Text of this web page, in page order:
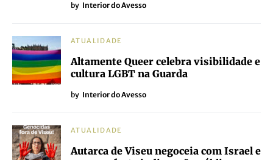
by Interior do Avesso
ATUALIDADE
Altamente Queer celebra visibilidade e
cultura LGBT na Guarda
by Interior do Avesso
ATUALIDADE
Autarca de Viseu negoceia com Israel e